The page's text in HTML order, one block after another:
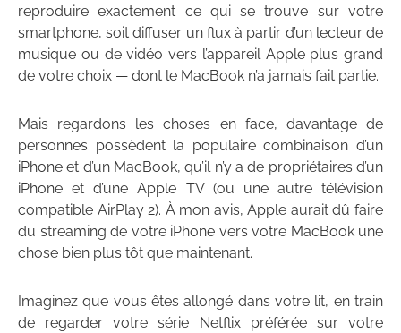
reproduire exactement ce qui se trouve sur votre
smartphone, soit diffuser un flux à partir d’un lecteur de
musique ou de vidéo vers l’appareil Apple plus grand
de votre choix — dont le MacBook n’a jamais fait partie.
Mais regardons les choses en face, davantage de
personnes possèdent la populaire combinaison d’un
iPhone et d’un MacBook, qu’il n’y a de propriétaires d’un
iPhone et d’une Apple TV (ou une autre télévision
compatible AirPlay 2). À mon avis, Apple aurait dû faire
du streaming de votre iPhone vers votre MacBook une
chose bien plus tôt que maintenant.
Imaginez que vous êtes allongé dans votre lit, en train
de regarder votre série Netflix préférée sur votre